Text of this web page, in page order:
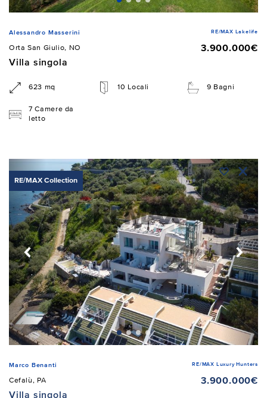
Alessandro Masserini RE/MAX Lakelife
Orta San Giulio, NO
3.900.000€
Villa singola
623 mq 10 Locali 9 Bagni
7 Camere da
letto
RE/MAX Collection
Marco Benanti RE/MAX Luxury Hunters
Cefalù, PA
3.900.000€
Villa singola